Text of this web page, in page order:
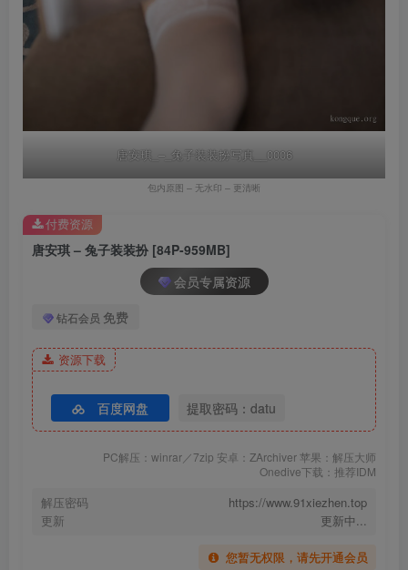
唐安琪_–_兔子装装扮写真__0006
包内原图 – 无水印 – 更清晰
唐安琪 – 兔子装装扮 [84P-959MB]
会员专属资源
钻石会员 免费
资源下载
百度网盘 提取密码：datu
PC解压：winrar／7zip 安卓：ZArchiver 苹果：解压大师
Onedive下载：推荐IDM
解压密码
https://www.91xiezhen.top
更新
更新中...
您暂无权限，请先开通会员
付费资源